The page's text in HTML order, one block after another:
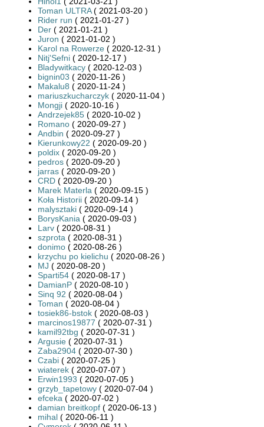
Toman ULTRA( 2021-03-20 )
Rider run ( 2021-01-27 )
Der ( 2021-01-21 )
Juron ( 2021-01-02 )
Karol na Rowerze ( 2020-12-31 )
Nitj'Sefni ( 2020-12-17 )
Bladywitkacy ( 2020-12-03 )
bignin03 ( 2020-11-26 )
Makalu8 ( 2020-11-24 )
mariuszkucharczyk ( 2020-11-04 )
Mongji ( 2020-10-16 )
Andrzejek85 ( 2020-10-02 )
Romano ( 2020-09-27 )
Andbin ( 2020-09-27 )
Kierunkowy22 ( 2020-09-20 )
poldix ( 2020-09-20 )
pedros ( 2020-09-20 )
jarras ( 2020-09-20 )
CRD ( 2020-09-20 )
Marek Materla ( 2020-09-15 )
Koła Historii ( 2020-09-14 )
malysztaki ( 2020-09-14 )
BorysKania ( 2020-09-03 )
Larv ( 2020-08-31 )
szprota ( 2020-08-31 )
donimo ( 2020-08-26 )
krzychu po kielichu ( 2020-08-26 )
MJ ( 2020-08-20 )
Sparti54 ( 2020-08-17 )
DamianP ( 2020-08-10 )
Sinq 92 ( 2020-08-04 )
Toman ( 2020-08-04 )
tosiek86-bstok ( 2020-08-03 )
marcinos19877 ( 2020-07-31 )
kamil92tbg ( 2020-07-31 )
Argusie ( 2020-07-31 )
Zaba2904 ( 2020-07-30 )
Czabi ( 2020-07-25 )
wiaterek ( 2020-07-07 )
Erwin1993 ( 2020-07-05 )
grzyb_tapetowy ( 2020-07-04 )
efceka ( 2020-07-02 )
damian breitkopf ( 2020-06-13 )
mihal ( 2020-06-11 )